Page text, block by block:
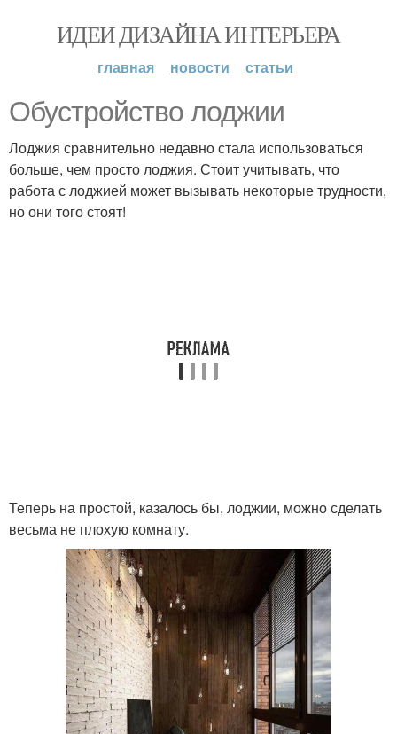
ИДЕИ ДИЗАЙНА ИНТЕРЬЕРА
главная новости статьи
Обустройство лоджии
Лоджия сравнительно недавно стала использоваться
больше, чем просто лоджия. Стоит учитывать, что
работа с лоджией может вызывать некоторые трудности,
но они того стоят!
Теперь на простой, казалось бы, лоджии, можно сделать
весьма не плохую комнату.